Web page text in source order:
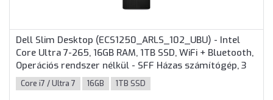
Dell Slim Desktop (ECS1250_ARLS_102_UBU) - Intel
Core Ultra 7-265, 16GB RAM, 1TB SSD, WiFi + Bluetooth,
Operációs rendszer nélkül - SFF Házas számítógép, 3
év helyszíni garancia
Core i7 / Ultra 7 16GB 1TB SSD